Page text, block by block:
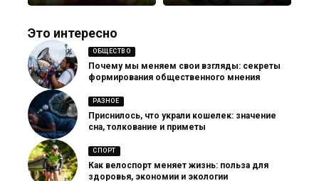
Это интересно
ОБЩЕСТВО
Почему мы меняем свои взгляды: секреты
формирования общественного мнения
РАЗНОЕ
Приснилось, что украли кошелек: значение
сна, толкование и приметы
СПОРТ
Как велоспорт меняет жизнь: польза для
здоровья, экономии и экологии